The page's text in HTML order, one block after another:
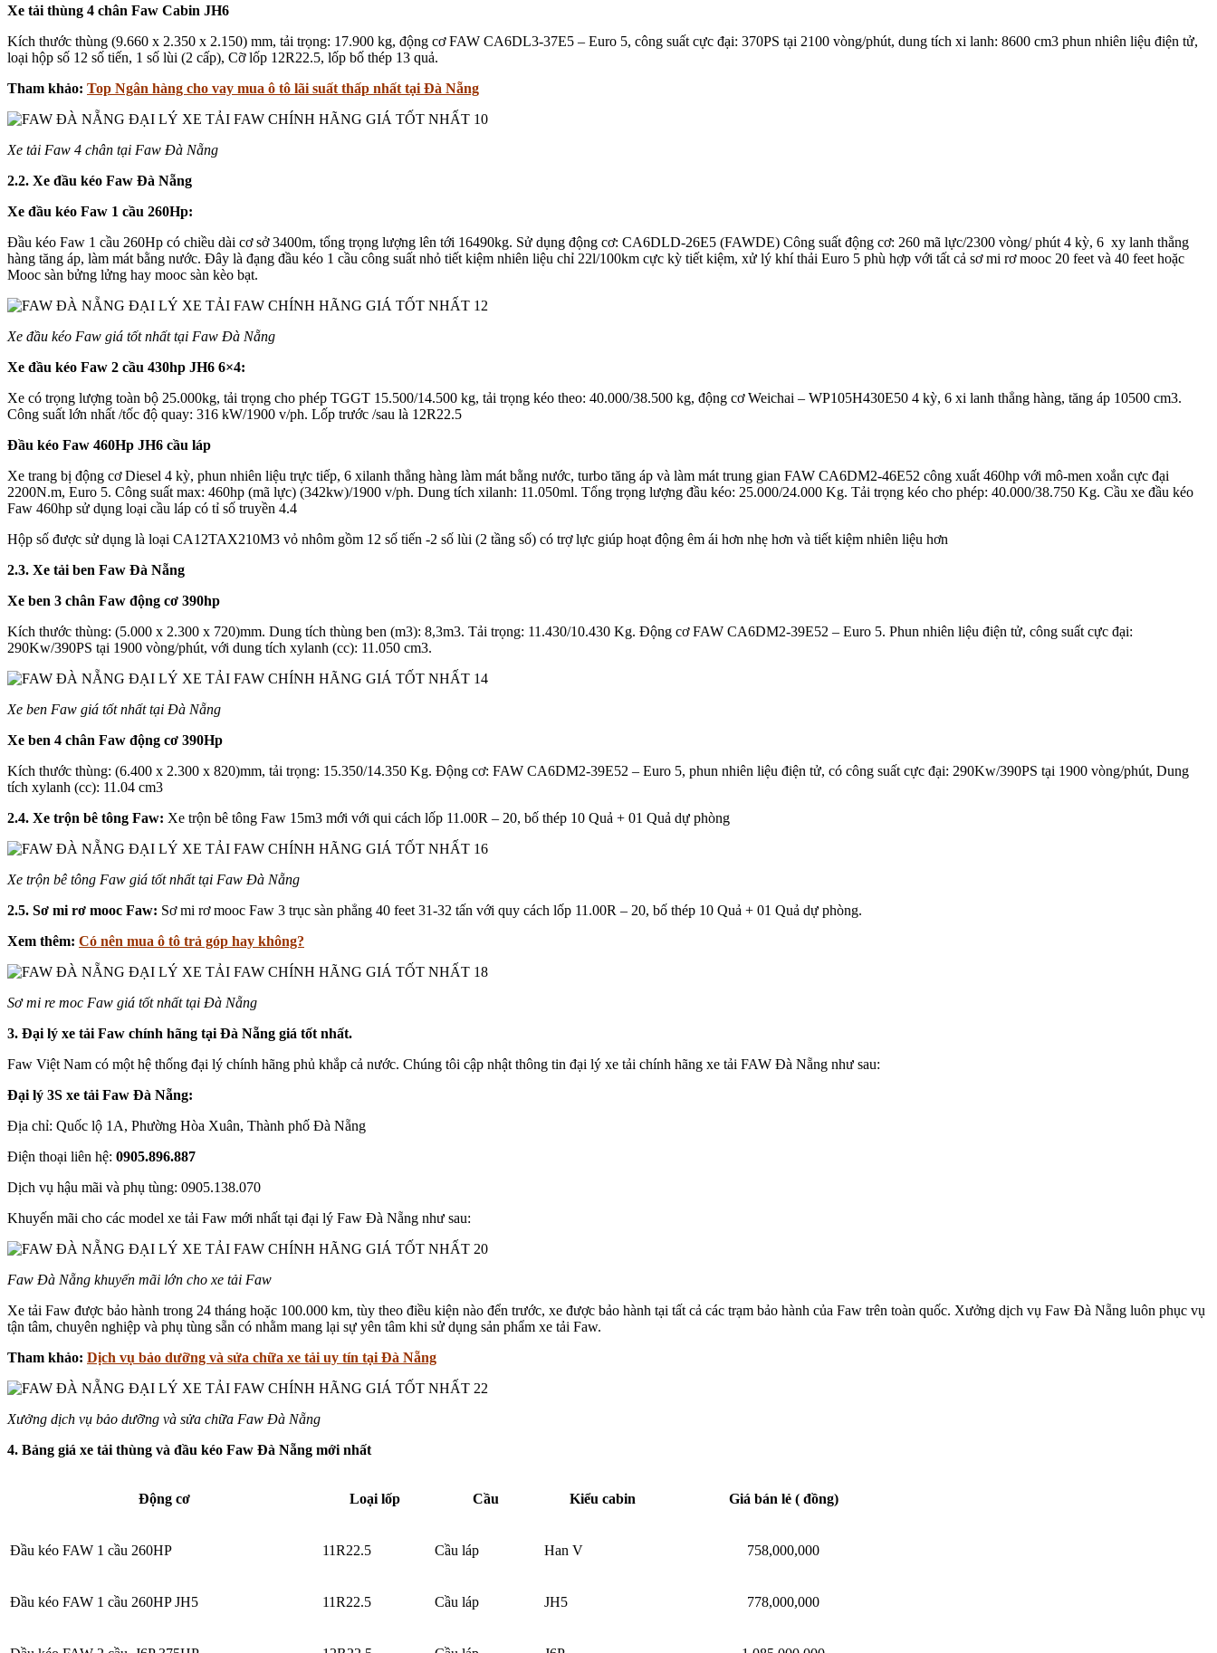
Xe tải thùng 4 chân Faw Cabin JH6
Kích thước thùng (9.660 x 2.350 x 2.150) mm, tải trọng: 17.900 kg, động cơ FAW CA6DL3-37E5 – Euro 5, công suất cực đại: 370PS tại 2100 vòng/phút, dung tích xi lanh: 8600 cm3 phun nhiên liệu điện tử,
loại hộp số 12 số tiến, 1 số lùi (2 cấp), Cỡ lốp 12R22.5, lốp bố thép 13 quả.
Tham khảo: Top Ngân hàng cho vay mua ô tô lãi suất thấp nhất tại Đà Nẵng
Xe tải Faw 4 chân tại Faw Đà Nẵng
2.2. Xe đầu kéo Faw Đà Nẵng
Xe đầu kéo Faw 1 cầu 260Hp:
Đầu kéo Faw 1 cầu 260Hp có chiều dài cơ sở 3400m, tổng trọng lượng lên tới 16490kg. Sử dụng động cơ: CA6DLD-26E5 (FAWDE) Công suất động cơ: 260 mã lực/2300 vòng/ phút 4 kỳ, 6 xy lanh thẳng
hàng tăng áp, làm mát bằng nước. Đây là đạng đầu kéo 1 cầu công suất nhỏ tiết kiệm nhiên liệu chỉ 22l/100km cực kỳ tiết kiệm, xử lý khí thải Euro 5 phù hợp với tất cả sơ mi rơ mooc 20 feet và 40 feet hoặc
Mooc sàn bửng lửng hay mooc sàn kèo bạt.
Xe đầu kéo Faw giá tốt nhất tại Faw Đà Nẵng
Xe đầu kéo Faw 2 cầu 430hp JH6 6×4:
Xe có trọng lượng toàn bộ 25.000kg, tải trọng cho phép TGGT 15.500/14.500 kg, tải trọng kéo theo: 40.000/38.500 kg, động cơ Weichai – WP105H430E50 4 kỳ, 6 xi lanh thẳng hàng, tăng áp 10500 cm3.
Công suất lớn nhất /tốc độ quay: 316 kW/1900 v/ph. Lốp trước /sau là 12R22.5
Đầu kéo Faw 460Hp JH6 cầu láp
Xe trang bị động cơ Diesel 4 kỳ, phun nhiên liệu trực tiếp, 6 xilanh thẳng hàng làm mát bằng nước, turbo tăng áp và làm mát trung gian FAW CA6DM2-46E52 công xuất 460hp với mô-men xoắn cực đại
2200N.m, Euro 5. Công suất max: 460hp (mã lực) (342kw)/1900 v/ph. Dung tích xilanh: 11.050ml. Tổng trọng lượng đầu kéo: 25.000/24.000 Kg. Tải trọng kéo cho phép: 40.000/38.750 Kg. Cầu xe đầu kéo
Faw 460hp sử dụng loại cầu láp có tỉ số truyền 4.4
Hộp số được sử dụng là loại CA12TAX210M3 vỏ nhôm gồm 12 số tiến -2 số lùi (2 tầng số) có trợ lực giúp hoạt động êm ái hơn nhẹ hơn và tiết kiệm nhiên liệu hơn
2.3. Xe tải ben Faw Đà Nẵng
Xe ben 3 chân Faw động cơ 390hp
Kích thước thùng: (5.000 x 2.300 x 720)mm. Dung tích thùng ben (m3): 8,3m3. Tải trọng: 11.430/10.430 Kg. Động cơ FAW CA6DM2-39E52 – Euro 5. Phun nhiên liệu điện tử, công suất cực đại:
290Kw/390PS tại 1900 vòng/phút, với dung tích xylanh (cc): 11.050 cm3.
Xe ben Faw giá tốt nhất tại Đà Nẵng
Xe ben 4 chân Faw động cơ 390Hp
Kích thước thùng: (6.400 x 2.300 x 820)mm, tải trọng: 15.350/14.350 Kg. Động cơ: FAW CA6DM2-39E52 – Euro 5, phun nhiên liệu điện tử, có công suất cực đại: 290Kw/390PS tại 1900 vòng/phút, Dung
tích xylanh (cc): 11.04 cm3
2.4. Xe trộn bê tông Faw: Xe trộn bê tông Faw 15m3 mới với qui cách lốp 11.00R – 20, bố thép 10 Quả + 01 Quả dự phòng
Xe trộn bê tông Faw giá tốt nhất tại Faw Đà Nẵng
2.5. Sơ mi rơ mooc Faw: Sơ mi rơ mooc Faw 3 trục sàn phẳng 40 feet 31-32 tấn với quy cách lốp 11.00R – 20, bố thép 10 Quả + 01 Quả dự phòng.
Xem thêm: Có nên mua ô tô trả góp hay không?
Sơ mi re moc Faw giá tốt nhất tại Đà Nẵng
3. Đại lý xe tải Faw chính hãng tại Đà Nẵng giá tốt nhất.
Faw Việt Nam có một hệ thống đại lý chính hãng phủ khắp cả nước. Chúng tôi cập nhật thông tin đại lý xe tải chính hãng xe tải FAW Đà Nẵng như sau:
Đại lý 3S xe tải Faw Đà Nẵng:
Địa chỉ: Quốc lộ 1A, Phường Hòa Xuân, Thành phố Đà Nẵng
Điện thoại liên hệ: 0905.896.887
Dịch vụ hậu mãi và phụ tùng: 0905.138.070
Khuyến mãi cho các model xe tải Faw mới nhất tại đại lý Faw Đà Nẵng như sau:
Faw Đà Nẵng khuyến mãi lớn cho xe tải Faw
Xe tải Faw được bảo hành trong 24 tháng hoặc 100.000 km, tùy theo điều kiện nào đển trước, xe được bảo hành tại tất cả các trạm bảo hành của Faw trên toàn quốc. Xưởng dịch vụ Faw Đà Nẵng luôn phục vụ
tận tâm, chuyên nghiệp và phụ tùng sẵn có nhằm mang lại sự yên tâm khi sử dụng sản phẩm xe tải Faw.
Tham khảo: Dịch vụ bảo dưỡng và sửa chữa xe tải uy tín tại Đà Nẵng
Xưởng dịch vụ bảo dưỡng và sửa chữa Faw Đà Nẵng
4. Bảng giá xe tải thùng và đầu kéo Faw Đà Nẵng mới nhất
Động cơ Loại lốp Cầu Kiểu cabin Giá bán lẻ ( đồng)
Đầu kéo FAW 1 cầu 260HP 11R22.5 Cầu láp Han V 758,000,000
Đầu kéo FAW 1 cầu 260HP JH5 11R22.5 Cầu láp JH5 778,000,000